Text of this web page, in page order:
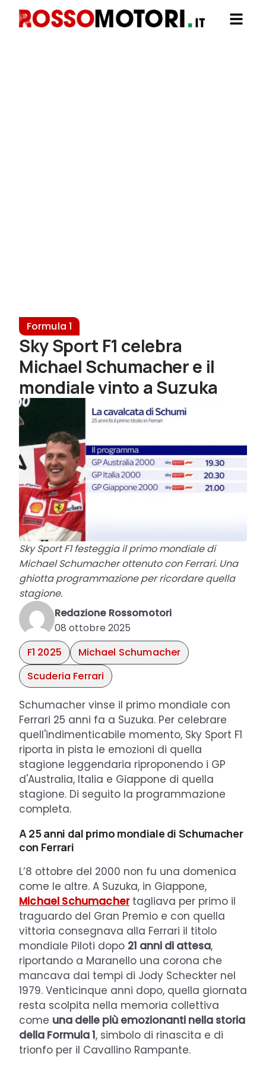
Formula 1
Sky Sport F1 celebra
Michael Schumacher e il
mondiale vinto a Suzuka
Sky Sport F1 festeggia il primo mondiale di
Michael Schumacher ottenuto con Ferrari. Una
ghiotta programmazione per ricordare quella
stagione.
Redazione Rossomotori
08 ottobre 2025
F1 2025
Michael Schumacher
Scuderia Ferrari
Schumacher vinse il primo mondiale con
Ferrari 25 anni fa a Suzuka. Per celebrare
quell'indimenticabile momento, Sky Sport F1
riporta in pista le emozioni di quella
stagione leggendaria riproponendo i GP
d'Australia, Italia e Giappone di quella
stagione. Di seguito la programmazione
completa.
A 25 anni dal primo mondiale di Schumacher
con Ferrari
L’8 ottobre del 2000 non fu una domenica
come le altre. A Suzuka, in Giappone,
Michael Schumachertagliava per primo il
traguardo del Gran Premio e con quella
vittoria consegnava alla Ferrari il titolo
mondiale Piloti dopo 21 anni di attesa,
riportando a Maranello una corona che
mancava dai tempi di Jody Scheckter nel
1979. Venticinque anni dopo, quella giornata
resta scolpita nella memoria collettiva
come una delle più emozionanti nella storia
della Formula 1, simbolo di rinascita e di
trionfo per il Cavallino Rampante.